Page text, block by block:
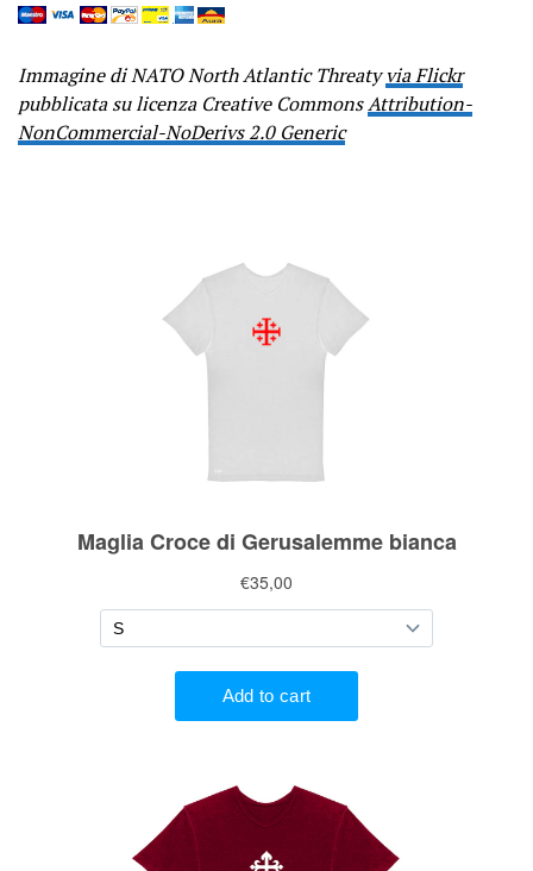
Immagine di NATO North Atlantic Threatyvia Flickr
pubblicata su licenza Creative CommonsAttribution-
NonCommercial-NoDerivs 2.0 Generic